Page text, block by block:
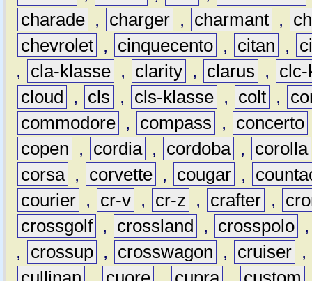
charade , charger , charmant ,
chevrolet , cinquecento , citan ,
,
cla-klasse , clarity , clarus ,
clc-
cloud
, cls , cls-klasse , colt ,
commodore , compass , concerto
copen
, cordia , cordoba ,
corolla
corsa , corvette , cougar ,
courier , cr-v , cr-z , crafter ,
crossgolf , crossland , crosspolo
,
crossup , crosswagon , cruiser ,